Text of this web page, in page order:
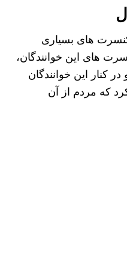
های بسیاری
های این خوانندگان،
کنار این خوانندگان
که مردم از آن